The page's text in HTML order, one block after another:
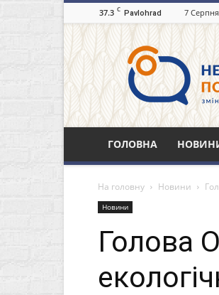
37.3 C Pavlohrad 7
ГОЛОВНА
На головну Новини
Новини
Голова